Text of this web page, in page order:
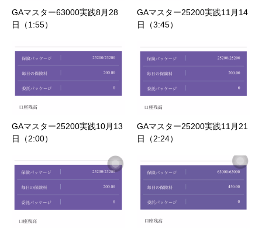
GAマスター63000実践8月28
日（1:55）
GAマスター25200実践11月14
日（3:45）
GAマスター25200実践10月13
日（2:00）
GAマスター25200実践11月21
日（2:24）